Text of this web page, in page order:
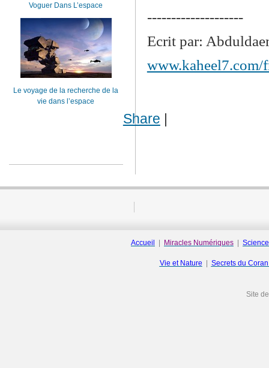
--------------------
Ecrit par:
www.kaheel7.com/
Share |
Voguer Dans L’espace
Le voyage de la recherche de la
vie dans l’espace
Accueil Miracles Numériques
Vie et Nature Secrets du
Site